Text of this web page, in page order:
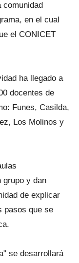
en el cual
el CONICET
ha llegado a
docentes de
Funes, Casilda,
Los Molinos y
grupo y dan
de explicar
pasos que se
se desarrollará